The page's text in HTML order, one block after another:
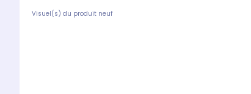
Visuel(s) du produit neuf